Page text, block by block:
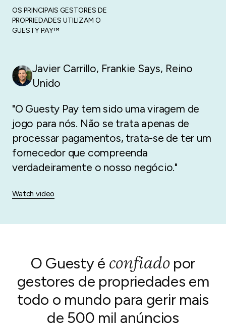
OS PRINCIPAIS GESTORES DE
PROPRIEDADES UTILIZAM O
GUESTY PAY™
Javier Carrillo, Frankie Says, Reino
Unido
"O Guesty Pay tem sido uma viragem de
jogo para nós. Não se trata apenas de
processar pagamentos, trata-se de ter um
fornecedor que compreenda
verdadeiramente o nosso negócio."
Watch video
O Guesty é confiadopor
gestores de propriedades em
todo o mundo para gerir mais
de 500 mil anúncios